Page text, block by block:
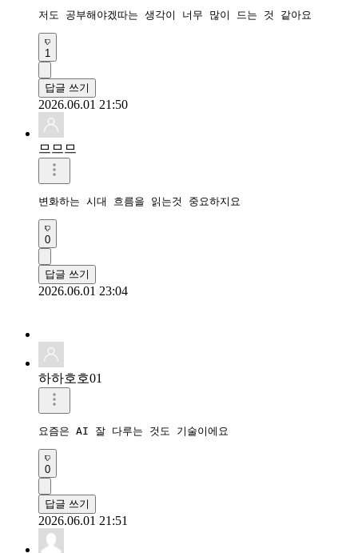
저도 공부해야겠따는 생각이 너무 많이 드는 것 같아요
1
답글 쓰기
2026.06.01 21:50
므므므
변화하는 시대 흐름을 읽는것 중요하지요
0
답글 쓰기
2026.06.01 23:04
하하호호01
요즘은 AI 잘 다루는 것도 기술이에요
0
답글 쓰기
2026.06.01 21:51